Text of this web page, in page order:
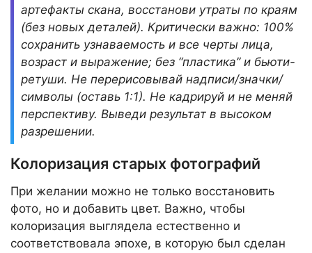
артефакты скана, восстанови утраты по краям
(без новых деталей). Критически важно: 100%
сохранить узнаваемость и все черты лица,
возраст и выражение; без “пластика” и бьюти-
ретуши. Не перерисовывай надписи/значки/
символы (оставь 1:1). Не кадрируй и не меняй
перспективу. Выведи результат в высоком
разрешении.
Колоризация старых фотографий
При желании можно не только восстановить
фото, но и добавить цвет. Важно, чтобы
колоризация выглядела естественно и
соответствовала эпохе, в которую был сделан